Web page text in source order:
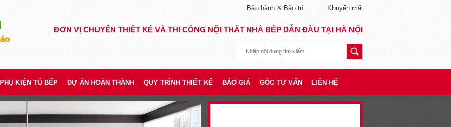
Bảo hành & Bảo trì Khuyến mãi
ĐƠN VỊ CHUYÊN THIẾT KẾ VÀ THI CÔNG NỘI THẤT NHÀ BẾP DẪN ĐẦU TẠI HÀ NỘI
PHỤ KIỆN TỦ BẾP DỰ ÁN HOÀN THÀNH QUY TRÌNH THIẾT KẾ BÁO GIÁ GÓC TƯ VẤN LIÊN HỆ